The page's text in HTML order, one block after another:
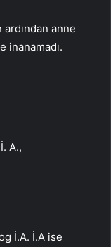
anne
inanamadı.
A.,
İ.A. İ.A ise